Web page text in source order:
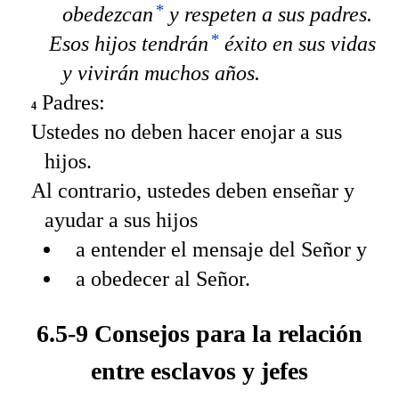
obedezcan * y respeten a sus padres.
Esos hijos tendrán * éxito en sus vidas
y vivirán muchos años.
4 Padres:
Ustedes no deben hacer enojar a sus
hijos.
Al contrario, ustedes deben enseñar y
ayudar a sus hijos
a entender el mensaje del Señor y
a obedecer al Señor.
6.5-9 Consejos para la relación
entre esclavos y jefes